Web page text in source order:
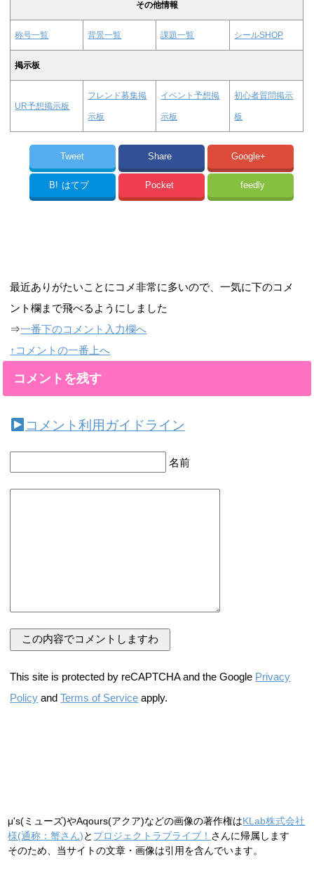
その他情報
称号一覧 背景一覧 課題一覧 シールSHOP
掲示板
UR予想掲示板
フレンド募集掲
示板
イベント予想掲
示板
初心者質問掲示
板
Tweet Share Google+
B! はてブ Pocket feedly
最近ありがたいことにコメ非常に多いので、一気に下のコメ
ント欄まで飛べるようにしました
⇒一番下のコメント入力欄へ
↑コメントの一番上へ
コメントを残す
コメント利用ガイドライン
名前
This site is protected by reCAPTCHA and the Google Privacy
Policy andTerms of Service apply.
μ's(ミューズ)やAqours(アクア)などの画像の著作権はKLab株式会社
様(通称：蟹さん)と プロジェクトラブライブ！ さんに帰属します
そのため、当サイトの文章・画像は引用を含んでいます。